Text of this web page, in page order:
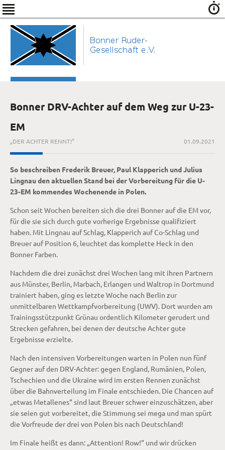
Bonner DRV-Achter auf dem Weg zur U-23-
EM
„DER ACHTER RENNT!“ 01.09.2021
So beschreiben Frederik Breuer, Paul Klapperich und Julius
Lingnau den aktuellen Stand bei der Vorbereitung für die U-
23-EM kommendes Wochenende in Polen.
Schon seit Wochen bereiten sich die drei Bonner auf die EM vor,
für die sie sich durch gute vorherige Ergebnisse qualifiziert
haben. Mit Lingnau auf Schlag, Klapperich auf Co-Schlag und
Breuer auf Position 6, leuchtet das komplette Heck in den
Bonner Farben.
Nachdem die drei zunächst drei Wochen lang mit ihren Partnern
aus Münster, Berlin, Marbach, Erlangen und Waltrop in Dortmund
trainiert haben, ging es letzte Woche nach Berlin zur
unmittelbaren Wettkampfvorbereitung (UWV). Dort wurden am
Trainingsstützpunkt Grünau ordentlich Kilometer gerudert und
Strecken gefahren, bei denen der deutsche Achter gute
Ergebnisse erzielte.
Nach den intensiven Vorbereitungen warten in Polen nun fünf
Gegner auf den DRV-Achter: gegen England, Rumänien, Polen,
Tschechien und die Ukraine wird im ersten Rennen zunächst
über die Bahnverteilung im Finale entschieden. Die Chancen auf
„etwas Metallenes“ sind laut Breuer schwer einzuschätzen, aber
sie seien gut vorbereitet, die Stimmung sei mega und man spürt
die Vorfreude der drei von Polen bis nach Deutschland!
Im Finale heißt es dann: „Attention! Row!“ und wir drücken